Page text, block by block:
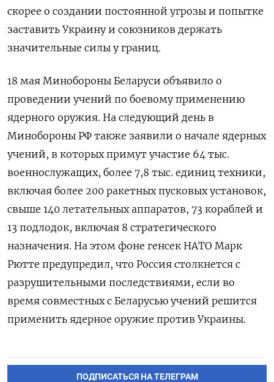
скорее о создании постоянной угрозы и попытке
заставить Украину и союзников держать
значительные силы у границ.
18 мая Минобороны Беларуси объявило о
проведении учений по боевому применению
ядерного оружия. На следующий день в
Минобороны РФ также заявили о начале ядерных
учений, в которых примут участие 64 тыс.
военнослужащих, более 7,8 тыс. единиц техники,
включая более 200 ракетных пусковых установок,
свыше 140 летательных аппаратов, 73 кораблей и
13 подлодок, включая 8 стратегического
назначения. На этом фоне генсек НАТО Марк
Рютте предупредил, что Россия столкнется с
разрушительными последствиями, если во
время совместных с Беларусью учений решится
применить ядерное оружие против Украины.
ПОДПИСАТЬСЯ НА ТЕЛЕГРАМ